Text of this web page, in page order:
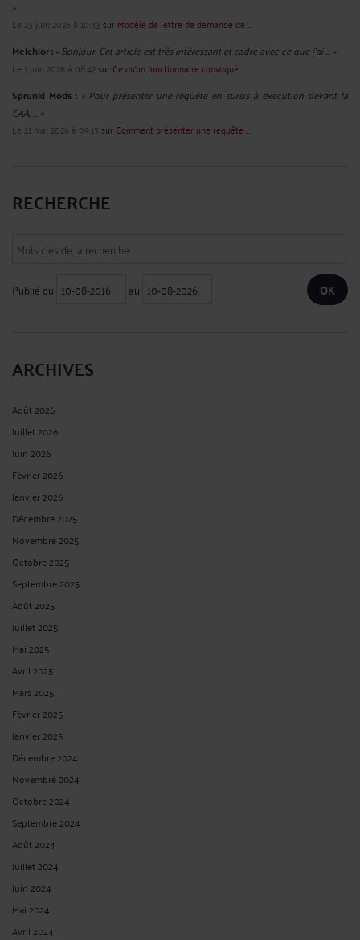
»
Le 23 juin 2026 à 10:43 sur Modèle de lettre de demande de ...
Melchior :« Bonjour. Cet article est très intéressant et cadre avec ce que j'ai ... »
Le 1 juin 2026 à 08:42sur Ce qu’un fonctionnaire convoqué ...
Sprunki Mods : « Pour présenter une requête en sursis à exécution devant la
CAA, ... »
Le 21 mai 2026 à 09:13 sur Comment présenter une requête ...
RECHERCHE
Publié du au
ARCHIVES
Août 2026
Juillet 2026
Juin 2026
Février 2026
Janvier 2026
Décembre 2025
Novembre 2025
Octobre 2025
Septembre 2025
Août 2025
Juillet 2025
Mai 2025
Avril 2025
Mars 2025
Février 2025
Janvier 2025
Décembre 2024
Novembre 2024
Octobre 2024
Septembre 2024
Août 2024
Juillet 2024
Juin 2024
Mai 2024
Avril 2024